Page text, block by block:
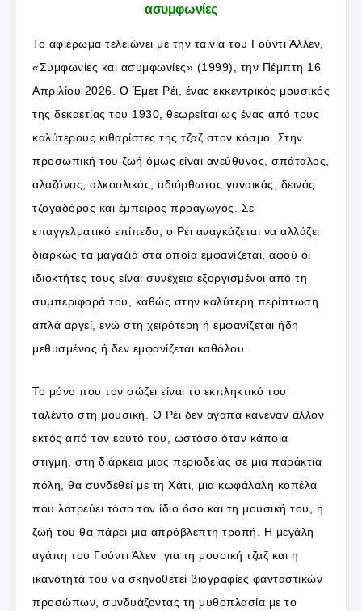
ασυμφωνίες
Το αφιέρωμα τελειώνει με την ταινία του Γούντι Άλλεν,
«Συμφωνίες και ασυμφωνίες» (1999), την Πέμπτη 16
Απριλίου 2026. Ο Έμετ Ρέι, ένας εκκεντρικός μουσικός
της δεκαετίας του 1930, θεωρείται ως ένας από τους
καλύτερους κιθαρίστες της τζαζ στον κόσμο. Στην
προσωπική του ζωή όμως είναι ανεύθυνος, σπάταλος,
αλαζόνας, αλκοολικός, αδιόρθωτος γυναικάς, δεινός
τζογαδόρος και έμπειρος προαγωγός. Σε
επαγγελματικό επίπεδο, ο Ρέι αναγκάζεται να αλλάζει
διαρκώς τα μαγαζιά στα οποία εμφανίζεται, αφού οι
ιδιοκτήτες τους είναι συνέχεια εξοργισμένοι από τη
συμπεριφορά του, καθώς στην καλύτερη περίπτωση
απλά αργεί, ενώ στη χειρότερη ή εμφανίζεται ήδη
μεθυσμένος ή δεν εμφανίζεται καθόλου.
Το μόνο που τον σώζει είναι το εκπληκτικό του
ταλέντο στη μουσική. Ο Ρέι δεν αγαπά κανέναν άλλον
εκτός από τον εαυτό του, ωστόσο όταν κάποια
στιγμή, στη διάρκεια μιας περιοδείας σε μια παράκτια
πόλη, θα συνδεθεί με τη Χάτι, μια κωφάλαλη κοπέλα
που λατρεύει τόσο τον ίδιο όσο και τη μουσική του, η
ζωή του θα πάρει μια απρόβλεπτη τροπή. Η μεγάλη
αγάπη του Γούντι Άλεν για τη μουσική τζαζ και η
ικανότητά του να σκηνοθετεί βιογραφίες φανταστικών
προσώπων, συνδυάζοντας τη μυθοπλασία με το